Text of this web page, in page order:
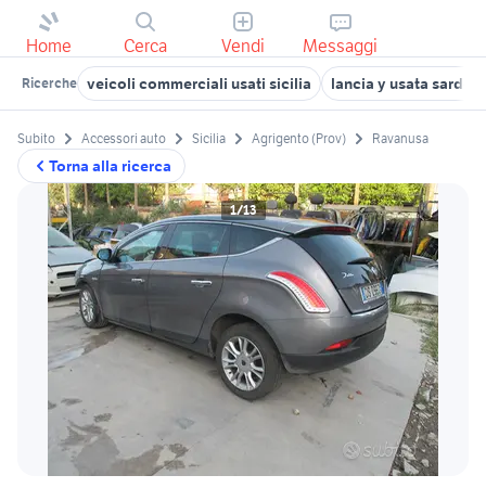
Home Cerca Vendi Messaggi
Ricerche veicoli commerciali usati sicilia lancia y usata
Torna alla ricerca
Subito Accessori auto Sicilia Agrigento (Prov) Ravanusa
1/13